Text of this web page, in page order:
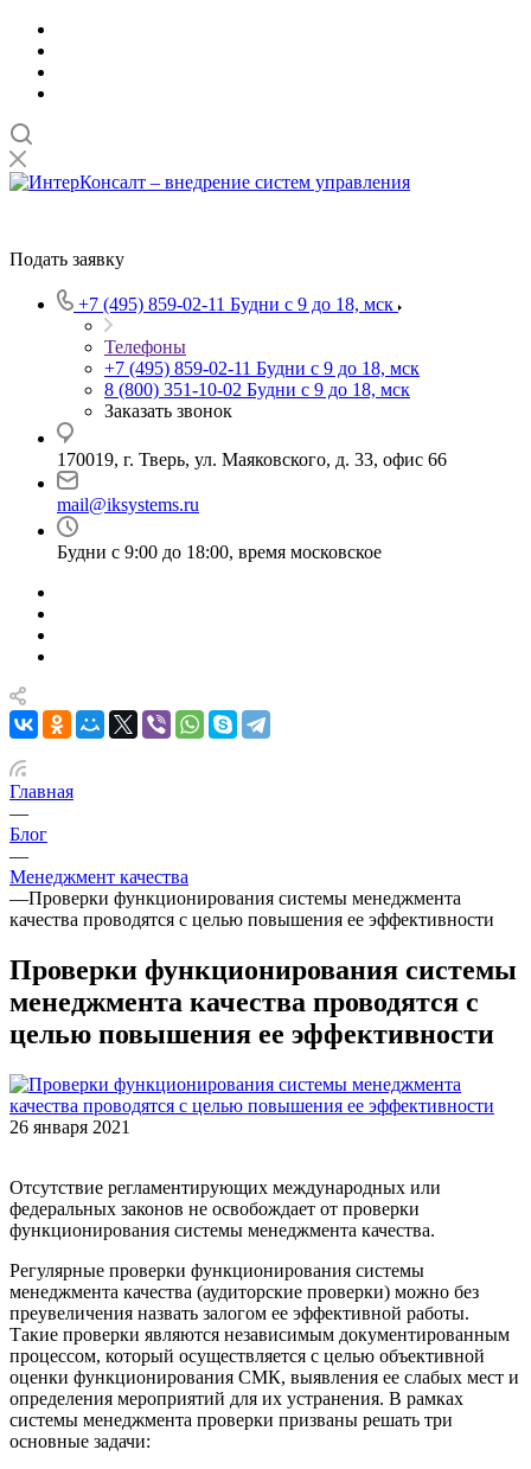
Подать заявку
+7 (495) 859-02-11 Будни с 9 до 18, мск
Телефоны
+7 (495) 859-02-11 Будни с 9 до 18, мск
8 (800) 351-10-02 Будни с 9 до 18, мск
Заказать звонок
170019, г. Тверь, ул. Маяковского, д. 33, офис 66
mail@iksystems.ru
Будни с 9:00 до 18:00, время московское
Главная
—
Блог
—
Менеджмент качества
—Проверки функционирования системы менеджмента
качества проводятся с целью повышения ее эффективности
Проверки функционирования системы
менеджмента качества проводятся с
целью повышения ее эффективности
26 января 2021
Отсутствие регламентирующих международных или
федеральных законов не освобождает от проверки
функционирования системы менеджмента качества.
Регулярные проверки функционирования системы
менеджмента качества (аудиторские проверки) можно без
преувеличения назвать залогом ее эффективной работы.
Такие проверки являются независимым документированным
процессом, который осуществляется с целью объективной
оценки функционирования СМК, выявления ее слабых мест и
определения мероприятий для их устранения. В рамках
системы менеджмента проверки призваны решать три
основные задачи: